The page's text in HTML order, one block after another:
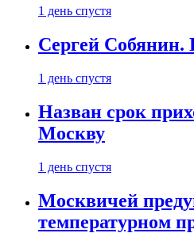
1 день спустя
Сергей Собянин.
1 день спустя
Назван срок
Москву
1 день спустя
Москвичей
температурном